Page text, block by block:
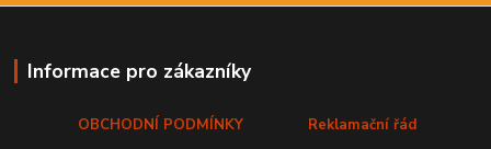
Informace pro zákazníky
OBCHODNÍ PODMÍNKY
Reklamační řád